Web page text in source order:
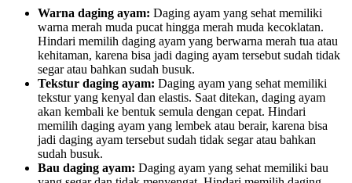
Warna daging ayam: Daging ayam yang sehat memiliki
warna merah muda pucat hingga merah muda kecoklatan.
Hindari memilih daging ayam yang berwarna merah tua atau
kehitaman, karena bisa jadi daging ayam tersebut sudah tidak
segar atau bahkan sudah busuk.
Tekstur daging ayam: Daging ayam yang sehat memiliki
tekstur yang kenyal dan elastis. Saat ditekan, daging ayam
akan kembali ke bentuk semula dengan cepat. Hindari
memilih daging ayam yang lembek atau berair, karena bisa
jadi daging ayam tersebut sudah tidak segar atau bahkan
sudah busuk.
Bau daging ayam: Daging ayam yang sehat memiliki bau